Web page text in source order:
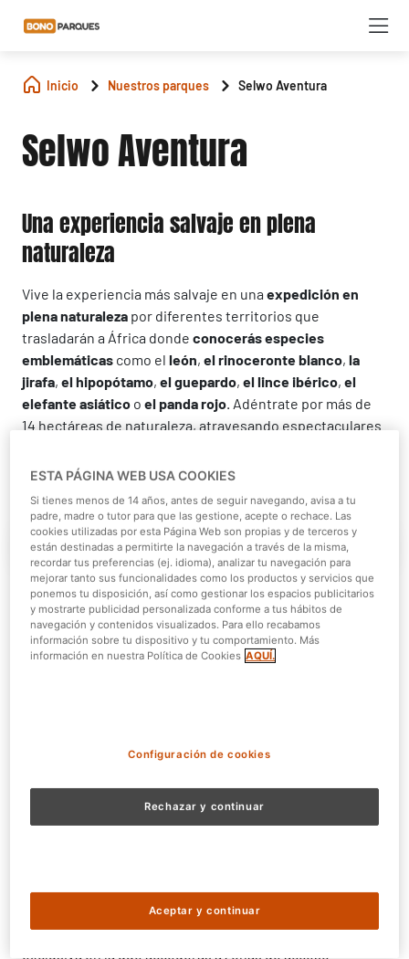
Inicio Nuestros parques Selwo Aventura
Selwo Aventura
Una experiencia salvaje en plena
naturaleza
Vive la experiencia más salvaje en unaexpedición en
plena naturaleza por diferentes territorios que
trasladarán a África donde conocerás especies
emblemáticas como el león, el rinoceronte blanco, la
jirafa, el hipopótamo, el guepardo, el lince ibérico, el
elefante asiático o el panda rojo. Adéntrate por más de
14 hectáreas de naturaleza, atravesando espectaculares
100 metros de recorrido sobre elgran lago
El Parque Tipos de Bonos
acompañado por un guía
experto.LaExperiencia VIPte ofrece una experiencia
ESTA PÁGINA WEB USA COOKIES
Si tienes menos de 14 años, antes de seguir navegando, avisa a tu
padre, madre o tutor para que las gestione, acepte o rechace. Las
cookies utilizadas por esta Página Web son propias y de terceros y
están destinadas a permitirte la navegación a través de la misma,
recordar tus preferencias (ej. idioma), analizar tu navegación para
mejorar tanto sus funcionalidades como los productos y servicios que
ponemos tu disposición, así como gestionar los espacios publicitarios
y mostrarte publicidad personalizada conforme a tus hábitos de
navegación y contenidos visualizados. Para ello recabamos
información sobre tu dispositivo y tu comportamiento. Más
información en nuestra Política de Cookies AQUÍ.
Configuración de cookies
Rechazar y continuar
Aceptar y continuar